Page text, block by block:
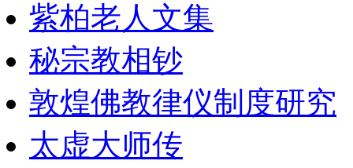
紫柏老人文集
秘宗教相钞
敦煌佛教律仪制度研究
太虚大师传